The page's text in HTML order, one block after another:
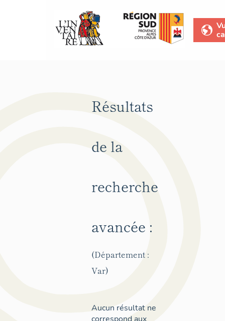
Résultats
de la
recherche
avancée :
(Département :
Var)
Aucun résultat ne